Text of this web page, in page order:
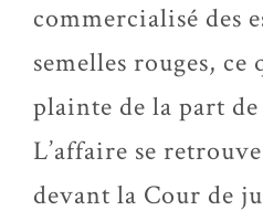
commercialisé des
semelles rouges,
plainte de la part
L’affaire se
devant la Cour de